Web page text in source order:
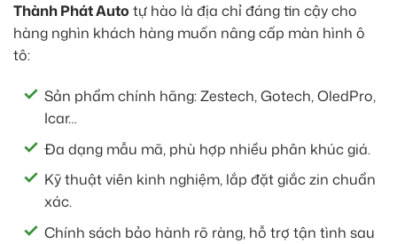
Thành Phát Auto tự hào là địa chỉ đáng tin cậy cho
hàng nghìn khách hàng muốn nâng cấp màn hình ô
tô:
Sản phẩm chính hãng: Zestech, Gotech, OledPro,
Icar…
Đa dạng mẫu mã, phù hợp nhiều phân khúc giá.
Kỹ thuật viên kinh nghiệm, lắp đặt giắc zin chuẩn
xác.
Chính sách bảo hành rõ ràng, hỗ trợ tận tình sau